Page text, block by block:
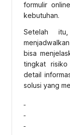
formulir
kebutuhan.
Setelah
bisa
tingkat risiko
detail
solusi yang